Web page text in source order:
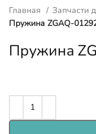
Главная
Запчасти
Пружина ZGAQ-
Пружина